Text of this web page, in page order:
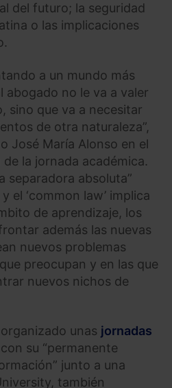
del futuro; la seguridad
o las implicaciones
a un mundo más
abogado no le va a valer
sino que va a necesitar
de otra naturaleza”,
José María Alonso en el
la jornada académica.
separadora absoluta”
el ‘common law’ implica
de aprendizaje, los
además las nuevas
nuevos problemas
preocupan y en las que
nuevos nichos de
unas jornadas
su “permanente
junto a una
también